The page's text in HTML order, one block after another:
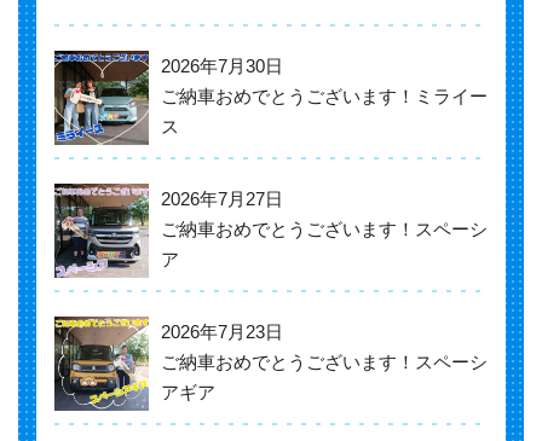
2026年7月30日
ご納車おめでとうございます！ミライー
ス
2026年7月27日
ご納車おめでとうございます！スペーシ
ア
2026年7月23日
ご納車おめでとうございます！スペーシ
アギア